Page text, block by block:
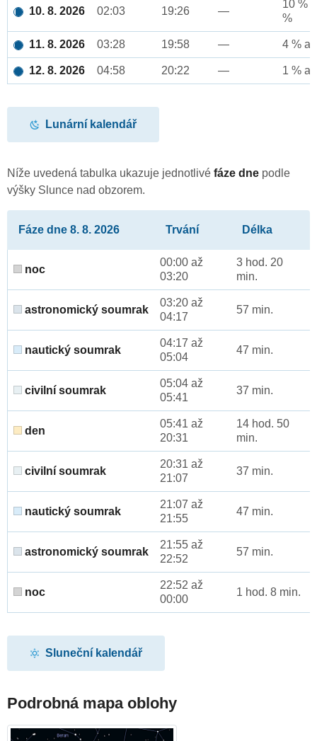
10. 8. 2026 02:03 19:26 —
10 %
%
11. 8. 2026 03:28 19:58 — 4 %
12. 8. 2026 04:58 20:22 — 1 %
Lunární kalendář
Níže uvedená tabulka ukazuje jednotlivé fáze dne podle
výšky Slunce nad obzorem.
Fáze dne 8. 8. 2026 Trvání Délka
noc
00:00 až
03:20
3 hod. 20
min.
astronomický soumrak
03:20 až
04:17
57 min.
nautický soumrak
04:17 až
05:04
47 min.
civilní soumrak
05:04 až
05:41
37 min.
den
05:41 až
20:31
14 hod. 50
min.
civilní soumrak
20:31 až
21:07
37 min.
nautický soumrak
21:07 až
21:55
47 min.
astronomický soumrak
21:55 až
22:52
57 min.
noc
22:52 až
00:00
1 hod. 8 min.
Sluneční kalendář
Podrobná mapa oblohy